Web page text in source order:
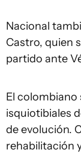
Nacional
Castro, quien
partido ante
El
isquiotibiales
de evolución.
rehabilitación